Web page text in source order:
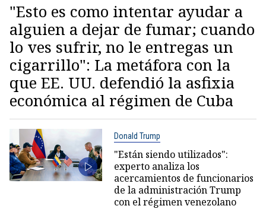
"Esto es como intentar ayudar a
alguien a dejar de fumar; cuando
lo ves sufrir, no le entregas un
cigarrillo": La metáfora con la
que EE. UU. defendió la asfixia
económica al régimen de Cuba
Donald Trump
"Están siendo utilizados":
experto analiza los
acercamientos de funcionarios
de la administración Trump
con el régimen venezolano